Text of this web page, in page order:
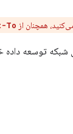
همچنان از To